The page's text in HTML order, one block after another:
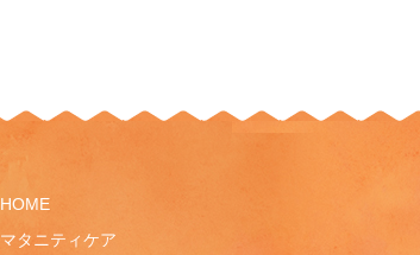
HOME
マタニティケア